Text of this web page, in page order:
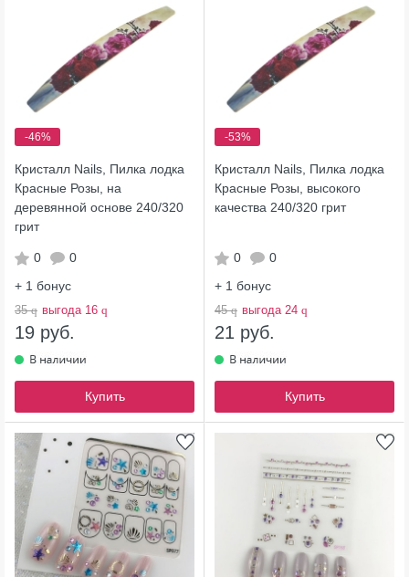
-46%
Кристалл Nails, Пилка лодка
Красные Розы, на
деревянной основе 240/320
грит
0
0
+ 1 бонус
35q выгода 16 q
19 руб.
Купить
-53%
Кристалл Nails, Пилка лодка
Красные Розы, высокого
качества 240/320 грит
0
0
+ 1 бонус
45q выгода 24 q
21 руб.
Купить